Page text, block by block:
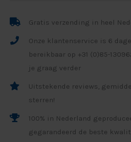
Gratis verzending in heel
Onze klantenservice is 6
bereikbaar op +31 (0)85-
je graag verder
Uitstekende reviews,
sterren!
100% in Nederland
gegarandeerd de beste